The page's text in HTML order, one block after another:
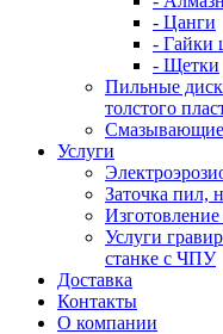
- Цанги
- Гайки
- Щетки
Пильные
толстого
Услуги
Заточка пил,
Услуги
станке с ЧПУ
Доставка
Контакты
О компании